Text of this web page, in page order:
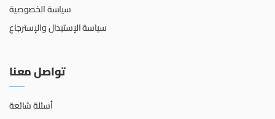
سياسة الخصوصية
سياسة الإستبدال والإسترجاع
تواصل معنا
أسئلة شائعة